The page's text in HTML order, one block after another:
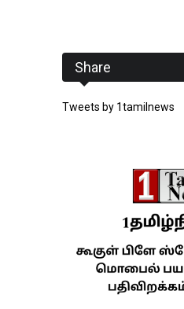
Share
Tweets by 1tamilnews